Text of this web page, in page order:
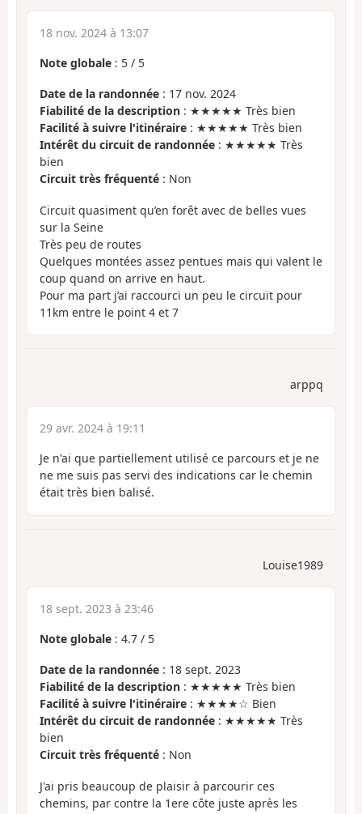
18 nov. 2024 à 13:07
Note globale : 5 / 5
Date de la randonnée : 17 nov. 2024
Fiabilité de la description : ★★★★★ Très bien
Facilité à suivre l'itinéraire : ★★★★★ Très bien
Intérêt du circuit de randonnée : ★★★★★ Très
bien
Circuit très fréquenté : Non
Circuit quasiment qu’en forêt avec de belles vues
sur la Seine
Très peu de routes
Quelques montées assez pentues mais qui valent le
coup quand on arrive en haut.
Pour ma part j’ai raccourci un peu le circuit pour
11km entre le point 4 et 7
arppq
29 avr. 2024 à 19:11
Je n'ai que partiellement utilisé ce parcours et je ne
ne me suis pas servi des indications car le chemin
était très bien balisé.
Louise1989
18 sept. 2023 à 23:46
Note globale : 4.7 / 5
Date de la randonnée : 18 sept. 2023
Fiabilité de la description : ★★★★★ Très bien
Facilité à suivre l'itinéraire : ★★★★☆ Bien
Intérêt du circuit de randonnée : ★★★★★ Très
bien
Circuit très fréquenté : Non
J'ai pris beaucoup de plaisir à parcourir ces
chemins, par contre la 1ere côte juste après les